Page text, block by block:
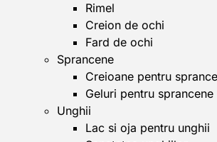
Rimel
Creion de ochi
Fard de ochi
Sprancene
Creioane pentru
Geluri pentru sprancene
Unghii
Lac si oja pentru unghii